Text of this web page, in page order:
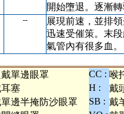
開始墮退。逐漸
--
展現前速，並排
迅速受催策。末
氣管內有很多血。
戴單邊眼罩 CC : 喉
塞 H : 戴
邊半掩防沙眼罩 SB : 戴